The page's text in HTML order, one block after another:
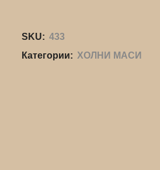
SKU: 433
Категории: ХОЛНИ МАСИ